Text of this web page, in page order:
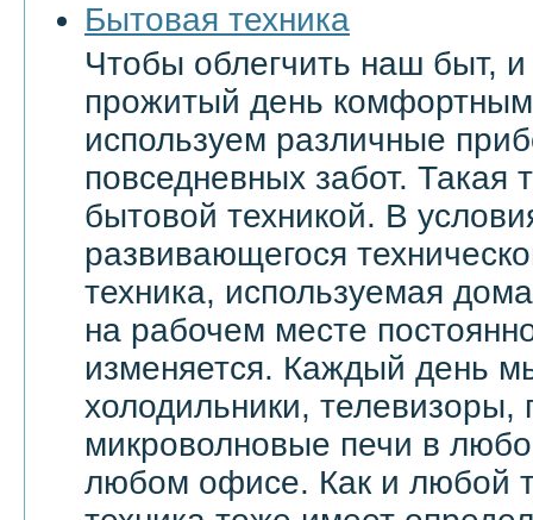
Бытовая техника
Чтобы облегчить наш быт,
прожитый день
используем различные
повседневных забот. Такая
бытовой техникой. В
развивающегося
техника, используемая
на рабочем месте
изменяется. Каждый день
холодильники,
микроволновые печи в
любом офисе. Как и любой